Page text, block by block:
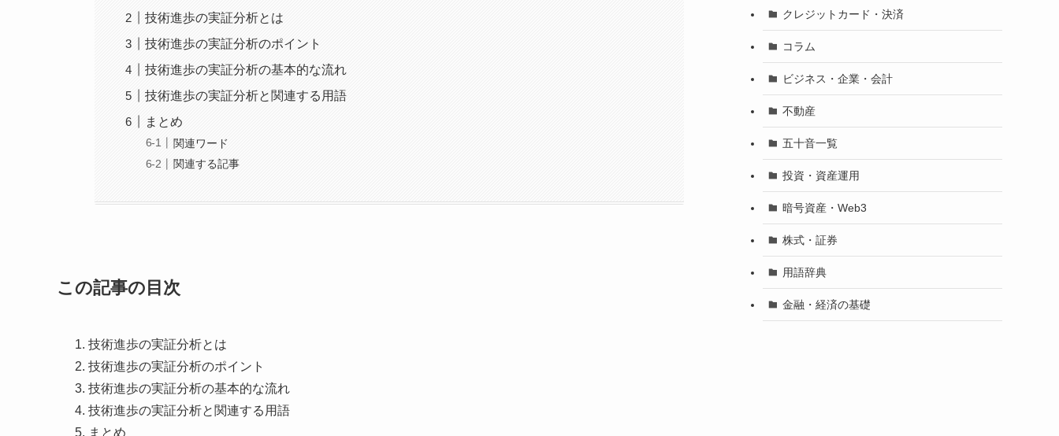
技術進歩の実証分析とは
技術進歩の実証分析のポイント
技術進歩の実証分析の基本的な流れ
技術進歩の実証分析と関連する用語
まとめ
関連ワード
関連する記事
この記事の目次
技術進歩の実証分析とは
技術進歩の実証分析のポイント
技術進歩の実証分析の基本的な流れ
技術進歩の実証分析と関連する用語
まとめ
クレジットカード・決済
コラム
ビジネス・企業・会計
不動産
五十音一覧
投資・資産運用
暗号資産・Web3
株式・証券
用語辞典
金融・経済の基礎